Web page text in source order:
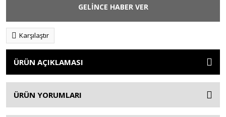
GELİNCE HABER VER
Karşılaştır
ÜRÜN AÇIKLAMASI
ÜRÜN YORUMLARI